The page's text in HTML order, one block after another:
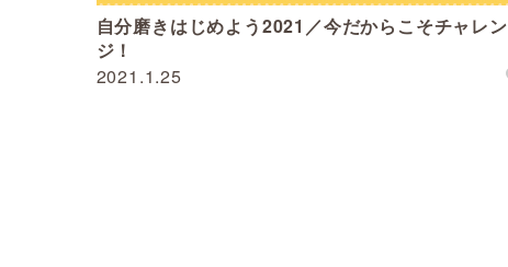
2021.1.25
自分磨きはじめよう2021／今だからこそチャレン
ジ！